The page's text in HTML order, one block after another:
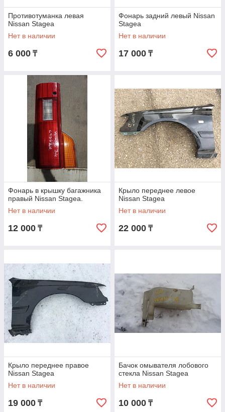
Противотуманка левая
Nissan Stagea
Нет в наличии
6 000 ₸
Фонарь задний левый Nissan
Stagea
Нет в наличии
17 000 ₸
Фонарь в крышку багажника
правый Nissan Stagea.
Нет в наличии
12 000 ₸
Крыло переднее левое
Nissan Stagea
Нет в наличии
22 000 ₸
Крыло переднее правое
Nissan Stagea
Нет в наличии
19 000 ₸
Бачок омывателя лобового
стекла Nissan Stagea
Нет в наличии
10 000 ₸